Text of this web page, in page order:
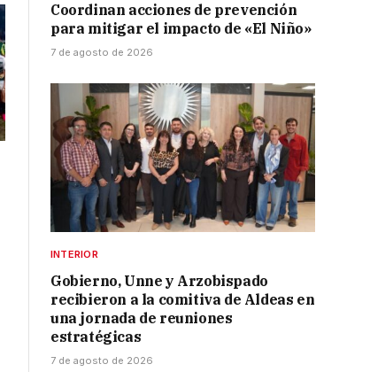
Coordinan acciones de prevención
para mitigar el impacto de «El Niño»
7 de agosto de 2026
INTERIOR
Gobierno, Unne y Arzobispado
recibieron a la comitiva de Aldeas en
una jornada de reuniones
estratégicas
7 de agosto de 2026